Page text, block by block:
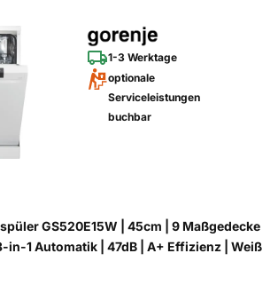
1-3 Werktage
optionale
Serviceleistungen
buchbar
GS520E15W | 45cm | 9 Maßgedecke
in-1 Automatik | 47dB | A+ Effizienz | Weiß